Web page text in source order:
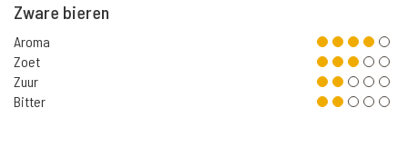
Zware bieren
Aroma
Zoet
Zuur
Bitter